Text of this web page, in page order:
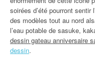
soirées d’été pourront
des modèles tout au nord
l’eau potable de sasuke,
dessin gateau anniversaire
dessin.